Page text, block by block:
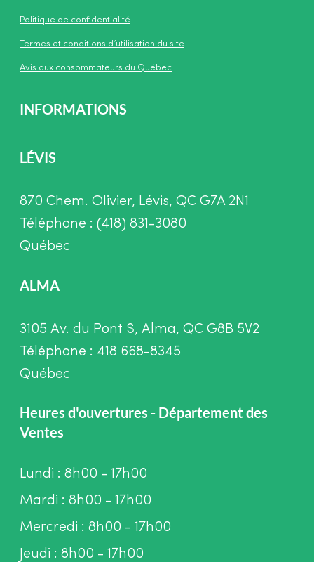
Politique de confidentialité
Termes et conditions d’utilisation du site
Avis aux consommateurs du Québec
INFORMATIONS
LÉVIS
870 Chem. Olivier, Lévis, QC G7A 2N1
Téléphone : (418) 831-3080
Québec
ALMA
3105 Av. du Pont S, Alma, QC G8B 5V2
Téléphone : 418 668-8345
Québec
Heures d'ouvertures - Département des
Ventes
Lundi : 8h00 - 17h00
Mardi : 8h00 - 17h00
Mercredi : 8h00 - 17h00
Jeudi : 8h00 - 17h00